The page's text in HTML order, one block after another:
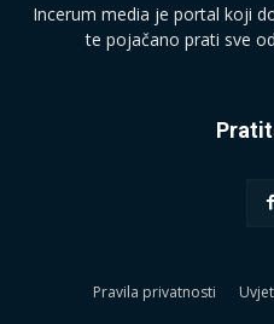
Incerum media je portal koji
te pojačano prati sve
Pravila privatnosti